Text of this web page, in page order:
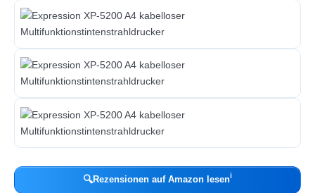
🔍Rezensionen auf Amazon lesenℹ︎